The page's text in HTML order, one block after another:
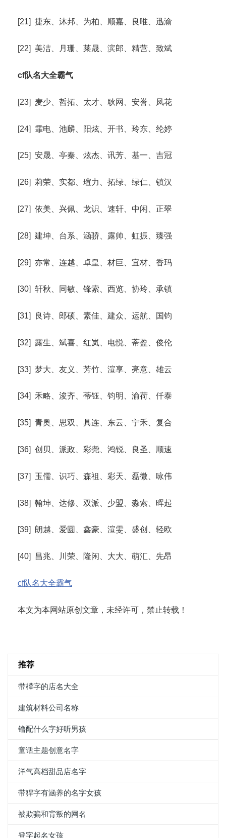
[21] 捷东、沐邦、为柏、顺嘉、良唯、迅渝
[22] 美洁、月珊、莱晟、滨郎、精营、致斌
cf队名大全霸气
[23] 麦少、哲拓、太才、耿网、安誉、凤花
[24] 霏电、池麟、阳炫、开书、玲东、纶婷
[25] 安晟、亭秦、炫杰、讯芳、基一、吉冠
[26] 莉荣、实都、瑄力、拓绿、绿仁、镇汉
[27] 依美、兴佩、龙识、速轩、中闲、正翠
[28] 建坤、台系、涵骄、露帅、虹振、臻强
[29] 亦常、连越、卓皇、材巨、宜材、香玛
[30] 轩秋、同敏、锋索、西览、协玲、承镇
[31] 良诗、郎硕、素佳、建众、运航、国钧
[32] 露生、斌喜、红岚、电悦、蒂盈、俊伦
[33] 梦大、友义、芳竹、渲享、亮意、雄云
[34] 禾略、浚齐、蒂钰、钧明、渝荷、仟泰
[35] 青奥、思双、具连、东云、宁禾、复合
[36] 创贝、派政、彩尧、鸿锐、良圣、顺速
[37] 玉儒、识巧、森祖、彩天、磊微、咏伟
[38] 翰坤、达修、双派、少盟、淼索、晖起
[39] 朗越、爱圆、鑫豪、渲雯、盛创、轻欧
[40] 昌兆、川荣、隆闲、大大、萌汇、先昂
cf队名大全霸气
本文为本网站原创文章，未经许可，禁止转载！
推荐
带檋字的店名大全
建筑材料公司名称
镥配什么字好听男孩
童话主题创意名字
洋气高档甜品店名字
带猂字有涵养的名字女孩
被欺骗和背叛的网名
登字起名女孩